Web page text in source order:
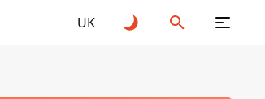
UK